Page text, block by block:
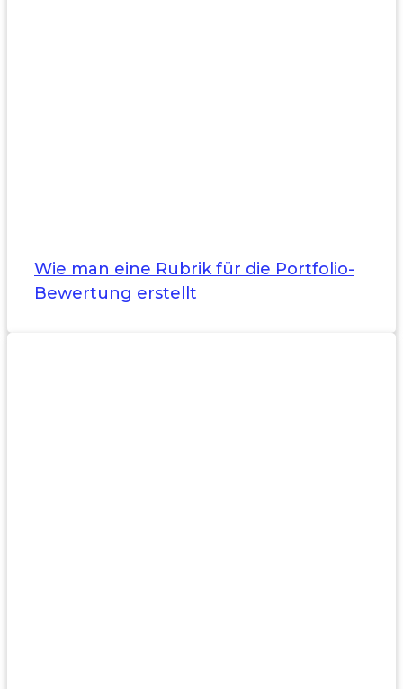
Wie man eine Rubrik für die Portfolio-
Bewertung erstellt